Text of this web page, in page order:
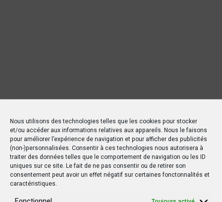
Nous utilisons des technologies telles que les cookies pour stocker
et/ou accéder aux informations relatives aux appareils. Nous le faisons
pour améliorer l’expérience de navigation et pour afficher des publicités
(non-)personnalisées. Consentir à ces technologies nous autorisera à
traiter des données telles que le comportement de navigation ou les ID
uniques sur ce site. Le fait de ne pas consentir ou de retirer son
consentement peut avoir un effet négatif sur certaines fonctonnalités et
caractéristiques.